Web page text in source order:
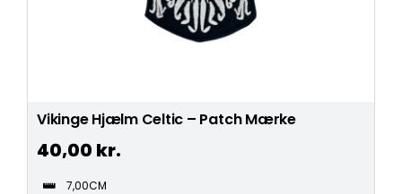
Vikinge Hjælm Celtic – Patch Mærke
40,00 kr.
7,00CM